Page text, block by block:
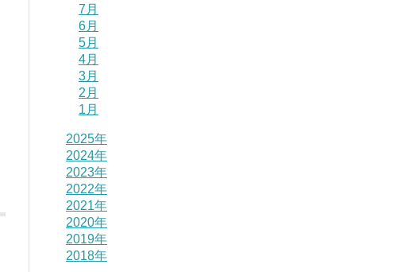
7月
6月
5月
4月
3月
2月
1月
2025年
2024年
2023年
2022年
2021年
2020年
2019年
2018年